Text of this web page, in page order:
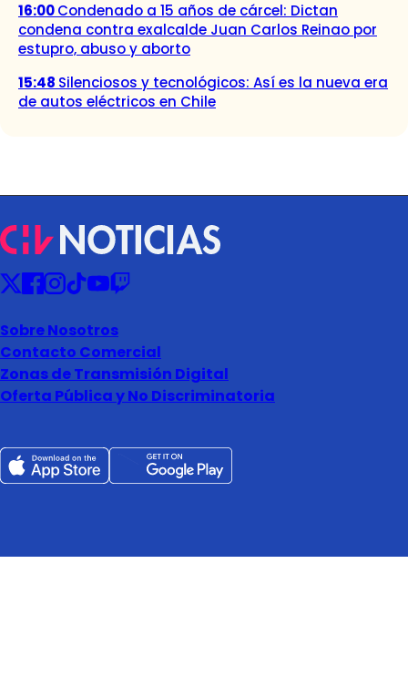
16:00Condenado a 15 años de cárcel: Dictan
condena contra exalcalde Juan Carlos Reinao por
estupro, abuso y aborto
15:48 Silenciosos y tecnológicos: Así es la nueva era
de autos eléctricos en Chile
Sobre Nosotros
Contacto Comercial
Zonas de Transmisión Digital
Oferta Pública y No Discriminatoria